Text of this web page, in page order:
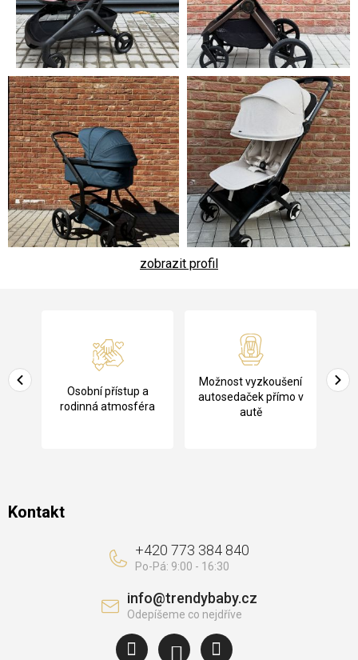
zobrazit profil
a
Osobní přístup a
rodinná atmosféra
Možnost vyzkoušení
autosedaček přímo v
autě
Kontakt
info@trendybaby.cz
+420 773 384 840